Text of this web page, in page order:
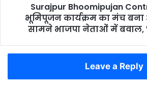
अखाड़ा,
सामने
में
Surajpur Bhoomipujan
भूमिपूजन कार्यक्रम का मंच बना
सामने भाजपा नेताओं में बवाल,
Leave a Reply